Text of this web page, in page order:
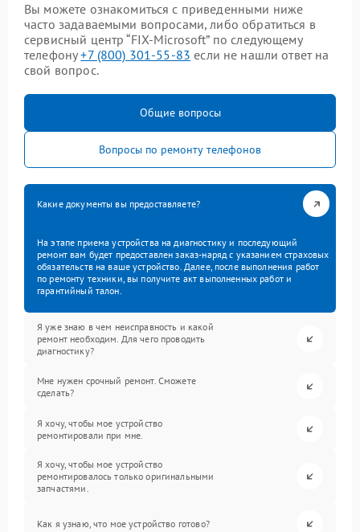
Вы можете ознакомиться с приведенными ниже
часто задаваемыми вопросами, либо обратиться в
сервисный центр “FIX-Microsoft” по следующему
телефону+7 (800) 301-55-83 если не нашли ответ на
свой вопрос.
Общие вопросы
Вопросы по ремонту телефонов
Какие документы вы предоставляете?
На этапе приема устройства на диагностику и последующий
ремонт вам будет предоставлен заказ-наряд с указанием страховых
обязательств на ваше устройство. Далее, после выполнения работ
по ремонту техники, вы получите акт выполненных работ и
гарантийный талон.
Я уже знаю в чем неисправность и какой
ремонт необходим. Для чего проводить
диагностику?
Мне нужен срочный ремонт. Сможете
сделать?
Я хочу, чтобы мое устройство
ремонтировали при мне.
Я хочу, чтобы мое устройство
ремонтировалось только оригинальными
запчастями.
Как я узнаю, что мое устройство готово?